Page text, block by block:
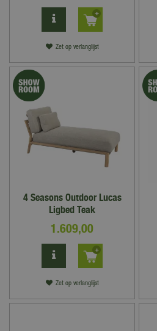
Zet op verlanglijst
4 Seasons Outdoor Lucas
Ligbed Teak
1.609,00
Zet op verlanglijst